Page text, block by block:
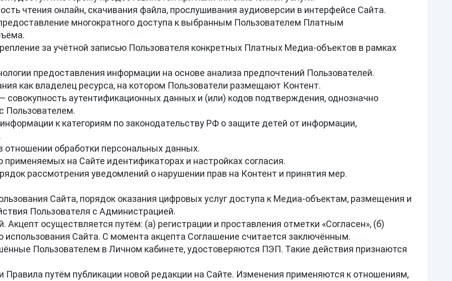
чтения онлайн, скачивания файла, прослушивания аудиоверсии в интерфейсе Сайта.
многократного доступа к выбранным Пользователем Платным
за учётной записью Пользователя конкретных Платных Медиа‑объектов в рамках
предоставления информации на основе анализа предпочтений Пользователей.
как владелец ресурса, на котором Пользователи размещают Контент.
совокупность аутентификационных данных и (или) кодов подтверждения, однозначно
Пользователем.
к категориям по законодательству РФ о защите детей от информации,
обработки персональных данных.
на Сайте идентификаторах и настройках согласия.
рассмотрения уведомлений о нарушении прав на Контент и принятия мер.
Сайта, порядок оказания цифровых услуг доступа к Медиа‑объектам, размещения и
Пользователя с Администрацией.
Акцепт осуществляется путём: (а) регистрации и проставления отметки «Согласен», (б)
использования Сайта. С момента акцепта Соглашение считается заключённым.
Пользователем в Личном кабинете, удостоверяются ПЭП. Такие действия признаются
Правила путём публикации новой редакции на Сайте. Изменения применяются к отношениям,